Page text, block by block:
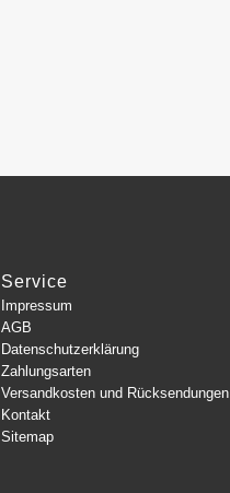
Service
Impressum
AGB
Datenschutzerklärung
Zahlungsarten
Versandkosten und Rücksendungen
Kontakt
Sitemap